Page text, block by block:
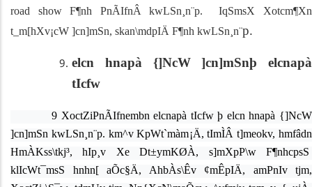
road showF¶nh PnÃIfnÂ kwLSn¸n¨p. IqSmsX Xotcm¶Xn
t_m[hXv¡cW ]cn]mSn, skan\mdpIÄ F¶nh kwLSn¸n¨p.
elcn hnapà {]NcW ]cn]mSnþ elcnapà
tIcfw
9 XoctZiPnÃIfnembn elcnapà tIcfw þ elcn hnapà {]NcW
]cn]mSn kwLSn¸n¨p. km^v KpWt`màm¡Ä, tImÌÂ t]meokv, hmfâdn
HmÀKss\tkj³, hIp¸v Xe Dt±ymKØÀ, s]mXpP\w F¶nhcpsS
klIcWt¯msS hnhn[ aÕc§Ä, AhbÀs\Êv ¢mÊpIÄ, amPnIv tjm,